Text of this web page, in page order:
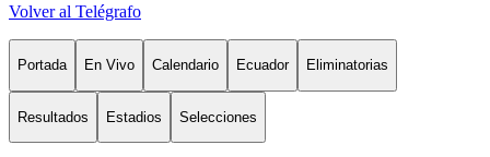
Volver al Telégrafo
Portada En Vivo Calendario Ecuador Eliminatorias
Resultados Estadios Selecciones